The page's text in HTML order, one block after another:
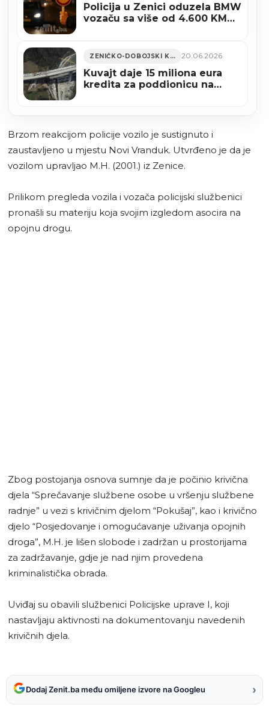
Policija u Zenici oduzela BMW
vozaču sa više od 4.600 KM
ZENIČKO-DOBOJSKI KANTON 20.06.2026
Kuvajt daje 15 miliona eura
kredita za poddionicu na
Brzom reakcijom policije vozilo je sustignuto i
zaustavljeno u mjestu Novi Vranduk. Utvrđeno je da je
vozilom upravljao M.H. (2001.) iz Zenice.
Prilikom pregleda vozila i vozača policijski službenici
pronašli su materiju koja svojim izgledom asocira na
opojnu drogu.
Zbog postojanja osnova sumnje da je počinio krivična
djela “Sprečavanje službene osobe u vršenju službene
radnje” u vezi s krivičnim djelom “Pokušaj”, kao i krivično
djelo “Posjedovanje i omogućavanje uživanja opojnih
droga”, M.H. je lišen slobode i zadržan u prostorijama
za zadržavanje, gdje je nad njim provedena
kriminalistička obrada.
Uviđaj su obavili službenici Policijske uprave I, koji
nastavljaju aktivnosti na dokumentovanju navedenih
krivičnih djela.
Dodaj Zenit.ba među omiljene izvore na Googleu ›